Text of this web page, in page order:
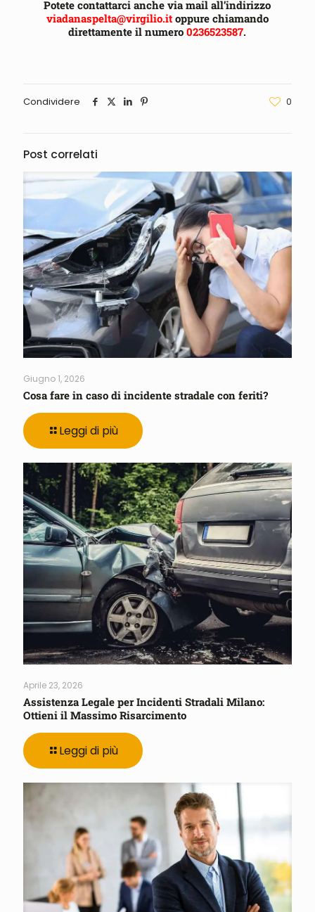
Potete contattarci anche via mail all’indirizzo
viadanaspelta@virgilio.itoppure chiamando
direttamente il numero0236523587.
Condividere 0
Post correlati
Giugno 1, 2026
Cosa fare in caso di incidente stradale con feriti?
Leggi di più
Aprile 23, 2026
Assistenza Legale per Incidenti Stradali Milano:
Ottieni il Massimo Risarcimento
Leggi di più